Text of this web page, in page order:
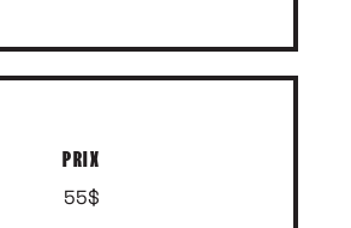
PRIX
55$